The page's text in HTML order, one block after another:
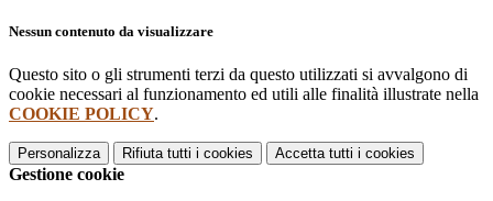
Nessun contenuto da visualizzare
Questo sito o gli strumenti terzi da questo utilizzati si avvalgono di
cookie necessari al funzionamento ed utili alle finalità illustrate nella
COOKIE POLICY.
Personalizza Rifiuta tutti i cookies Accetta tutti i cookies
Gestione cookie